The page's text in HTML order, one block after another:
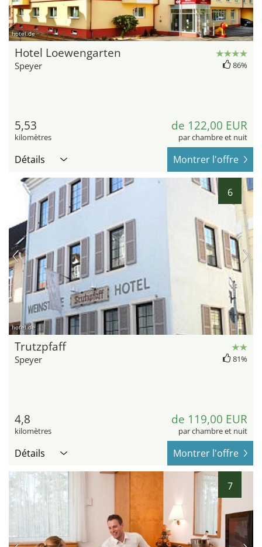
hotel.de
Hotel Loewengarten
Speyer 86%
5,53
kilomètres
de 122,00 EUR
par chambre et nuit
Détails Montrer l'offre
6
hotel.de
Trutzpfaff
Speyer 81%
4,8
kilomètres
de 119,00 EUR
par chambre et nuit
Détails Montrer l'offre
7